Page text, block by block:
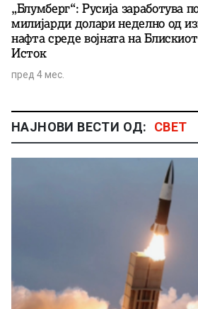
„Блумберг“: Русија заработува
милијарди долари неделно од
нафта среде војната на Блискиот
Исток
пред 4 мес.
НАЈНОВИ ВЕСТИ ОД: СВЕТ